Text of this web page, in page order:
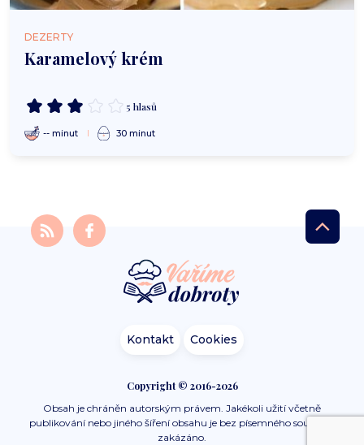
DEZERTY
Karamelový krém
5 hlasů
-- minut 30 minut
Kontakt Cookies
Copyright © 2016-2026
Obsah je chráněn autorským právem. Jakékoli užití včetně
publikování nebo jiného šíření obsahu je bez písemného souhlasu
zakázáno.